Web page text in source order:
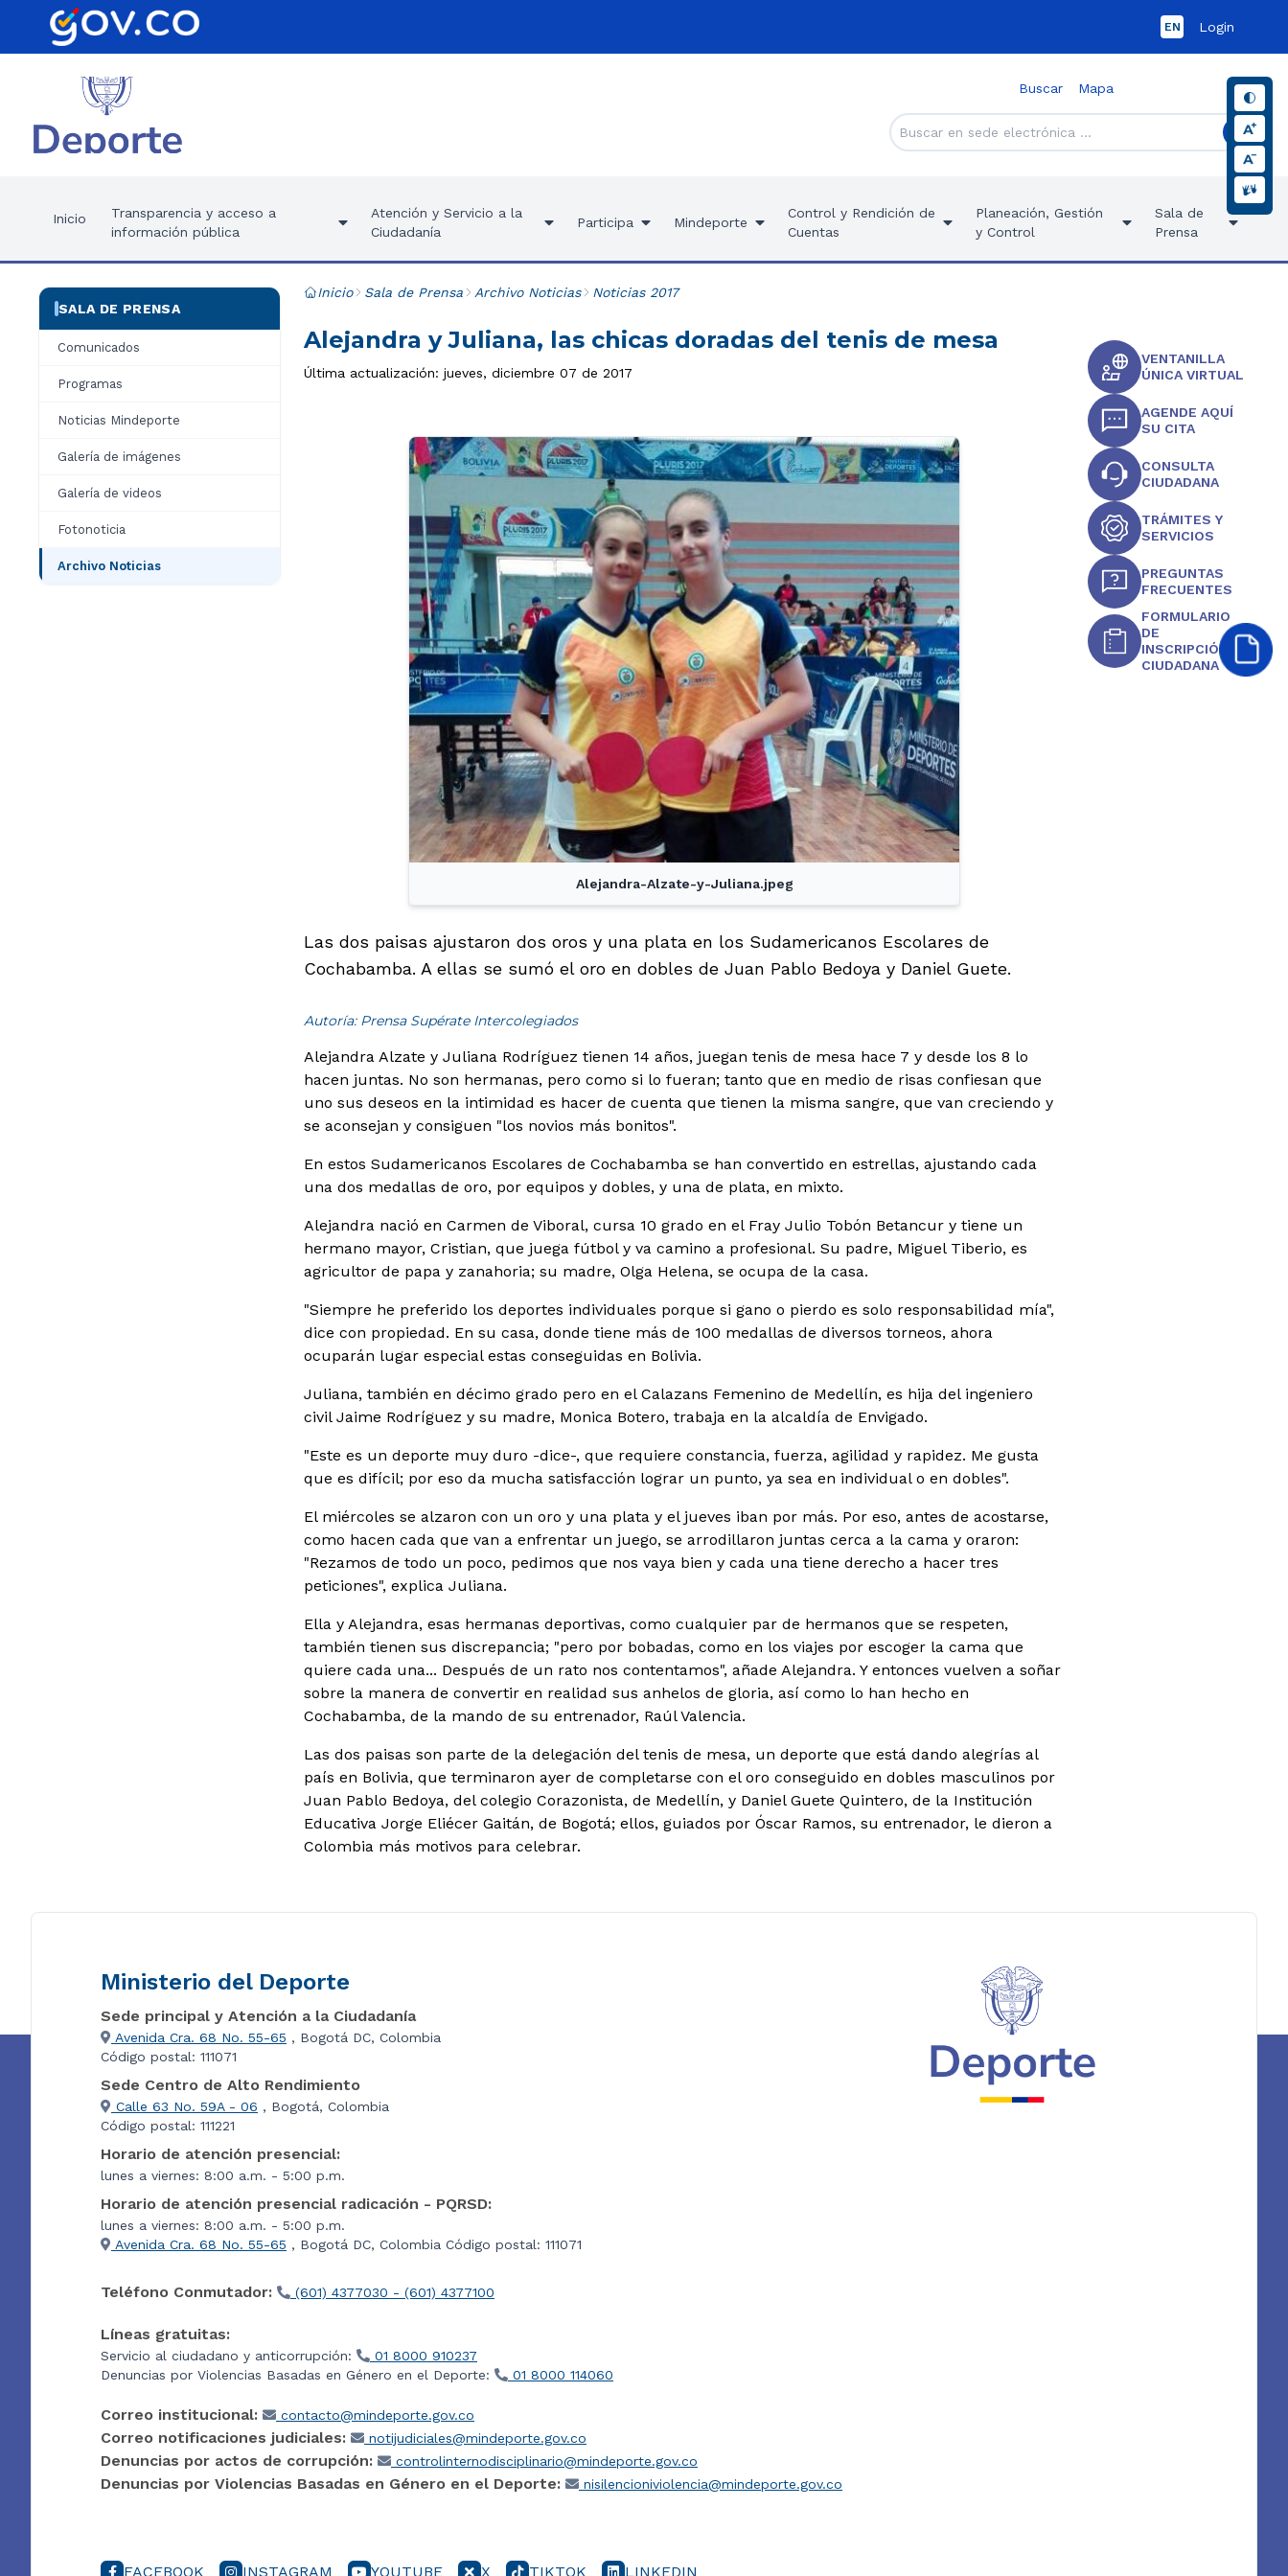
EN Login
Buscar Mapa
Inicio
Transparencia y acceso a
información pública
Atención y Servicio a la
Ciudadanía
Participa Mindeporte
Control y Rendición de
Cuentas
Planeación, Gestión
y Control
Sala de
Prensa
SALA DE PRENSA
Comunicados
Programas
Noticias Mindeporte
Galería de imágenes
Galería de videos
Fotonoticia
Archivo Noticias
Inicio Sala de Prensa Archivo Noticias Noticias 2017
Alejandra y Juliana, las chicas doradas del tenis de mesa
Última actualización: jueves, diciembre 07 de 2017
Alejandra-Alzate-y-Juliana.jpeg
Las dos paisas ajustaron dos oros y una plata en los Sudamericanos Escolares de
Cochabamba. A ellas se sumó el oro en dobles de Juan Pablo Bedoya y Daniel Guete.
Autoría: Prensa Supérate Intercolegiados
Alejandra Alzate y Juliana Rodríguez tienen 14 años, juegan tenis de mesa hace 7 y desde los 8 lo
hacen juntas. No son hermanas, pero como si lo fueran; tanto que en medio de risas confiesan que
uno sus deseos en la intimidad es hacer de cuenta que tienen la misma sangre, que van creciendo y
se aconsejan y consiguen "los novios más bonitos".
En estos Sudamericanos Escolares de Cochabamba se han convertido en estrellas, ajustando cada
una dos medallas de oro, por equipos y dobles, y una de plata, en mixto.
Alejandra nació en Carmen de Viboral, cursa 10 grado en el Fray Julio Tobón Betancur y tiene un
hermano mayor, Cristian, que juega fútbol y va camino a profesional. Su padre, Miguel Tiberio, es
agricultor de papa y zanahoria; su madre, Olga Helena, se ocupa de la casa.
"Siempre he preferido los deportes individuales porque si gano o pierdo es solo responsabilidad mía",
dice con propiedad. En su casa, donde tiene más de 100 medallas de diversos torneos, ahora
ocuparán lugar especial estas conseguidas en Bolivia.
Juliana, también en décimo grado pero en el Calazans Femenino de Medellín, es hija del ingeniero
civil Jaime Rodríguez y su madre, Monica Botero, trabaja en la alcaldía de Envigado.
"Este es un deporte muy duro -dice-, que requiere constancia, fuerza, agilidad y rapidez. Me gusta
que es difícil; por eso da mucha satisfacción lograr un punto, ya sea en individual o en dobles".
El miércoles se alzaron con un oro y una plata y el jueves iban por más. Por eso, antes de acostarse,
como hacen cada que van a enfrentar un juego, se arrodillaron juntas cerca a la cama y oraron:
"Rezamos de todo un poco, pedimos que nos vaya bien y cada una tiene derecho a hacer tres
peticiones", explica Juliana.
Ella y Alejandra, esas hermanas deportivas, como cualquier par de hermanos que se respeten,
también tienen sus discrepancia; "pero por bobadas, como en los viajes por escoger la cama que
quiere cada una... Después de un rato nos contentamos", añade Alejandra. Y entonces vuelven a soñar
sobre la manera de convertir en realidad sus anhelos de gloria, así como lo han hecho en
Cochabamba, de la mando de su entrenador, Raúl Valencia.
Las dos paisas son parte de la delegación del tenis de mesa, un deporte que está dando alegrías al
país en Bolivia, que terminaron ayer de completarse con el oro conseguido en dobles masculinos por
Juan Pablo Bedoya, del colegio Corazonista, de Medellín, y Daniel Guete Quintero, de la Institución
Educativa Jorge Eliécer Gaitán, de Bogotá; ellos, guiados por Óscar Ramos, su entrenador, le dieron a
Colombia más motivos para celebrar.
VENTANILLA
ÚNICA VIRTUAL
AGENDE AQUÍ
SU CITA
CONSULTA
CIUDADANA
TRÁMITES Y
SERVICIOS
PREGUNTAS
FRECUENTES
FORMULARIO
DE
INSCRIPCIÓN
CIUDADANA
Ministerio del Deporte
Sede principal y Atención a la Ciudadanía
Avenida Cra. 68 No. 55-65 , Bogotá DC, Colombia
Código postal: 111071
Sede Centro de Alto Rendimiento
Calle 63 No. 59A - 06 , Bogotá, Colombia
Código postal: 111221
Horario de atención presencial:
lunes a viernes: 8:00 a.m. - 5:00 p.m.
Horario de atención presencial radicación - PQRSD:
lunes a viernes: 8:00 a.m. - 5:00 p.m.
Avenida Cra. 68 No. 55-65 , Bogotá DC, Colombia Código postal: 111071
Teléfono Conmutador: (601) 4377030 - (601) 4377100
Líneas gratuitas:
Servicio al ciudadano y anticorrupción:
01 8000 910237
Denuncias por Violencias Basadas en Género en el Deporte:
01 8000 114060
Correo institucional: contacto@mindeporte.gov.co
Correo notificaciones judiciales: notijudiciales@mindeporte.gov.co
Denuncias por actos de corrupción: controlinternodisciplinario@mindeporte.gov.co
Denuncias por Violencias Basadas en Género en el Deporte: nisilencioniviolencia@mindeporte.gov.co
FACEBOOK INSTAGRAM YOUTUBE X TIKTOK LINKEDIN